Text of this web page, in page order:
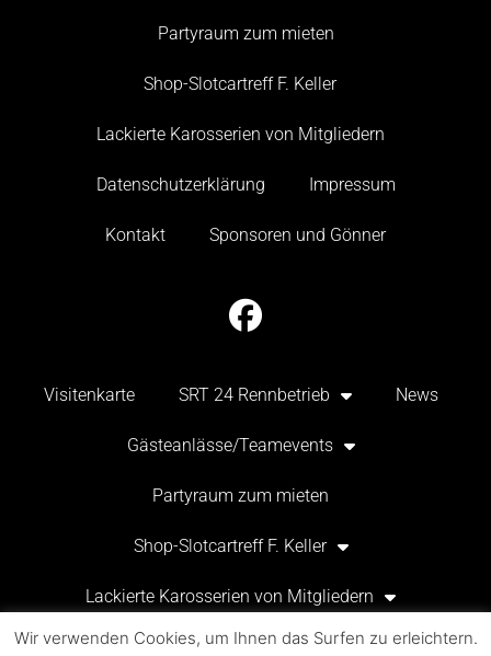
Partyraum zum mieten
Shop-Slotcartreff F. Keller
Lackierte Karosserien von Mitgliedern
Datenschutzerklärung Impressum
Kontakt Sponsoren und Gönner
Visitenkarte SRT 24 Rennbetrieb News
Gästeanlässe/Teamevents
Partyraum zum mieten
Shop-Slotcartreff F. Keller
Lackierte Karosserien von Mitgliedern
Datenschutzerklärung Impressum Kontakt
Wir verwenden Cookies, um Ihnen das Surfen zu erleichtern.